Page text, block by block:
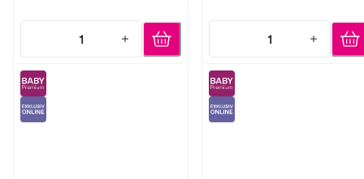
1
Quantity: 1
1
Quantity: 1